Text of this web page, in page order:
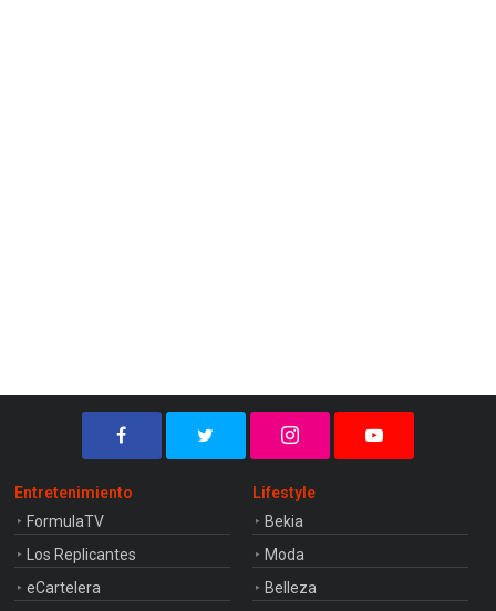
Entretenimiento
FormulaTV
Los Replicantes
eCartelera
Lifestyle
Bekia
Moda
Belleza